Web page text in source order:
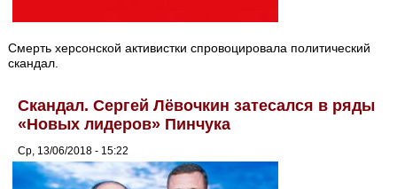
Смерть херсонской активистки спровоцировала политический
скандал.
Скандал. Сергей Лёвочкин затесался в ряды
«Новых лидеров» Пинчука
Ср, 13/06/2018 - 15:22